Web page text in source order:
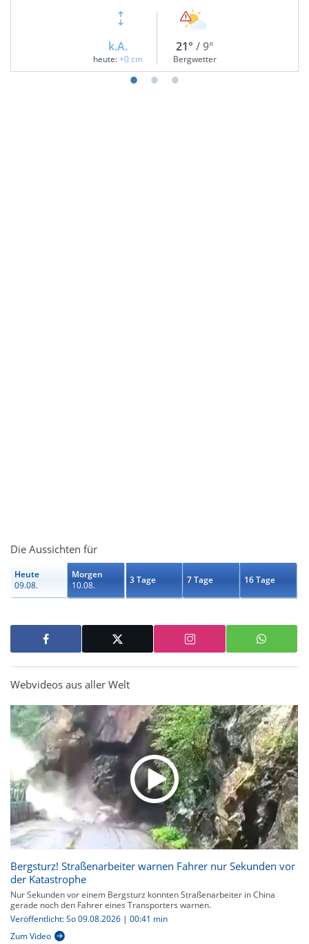
k.A.
heute: +0 cm
21° / 9°
Bergwetter
Die Aussichten für
Heute
09.08.
Morgen
10.08.
3 Tage 7 Tage 16 Tage
Webvideos aus aller Welt
Bergsturz! Straßenarbeiter warnen Fahrer nur Sekunden vor
der Katastrophe
Nur Sekunden vor einem Bergsturz konnten Straßenarbeiter in China
gerade noch den Fahrer eines Transporters warnen.
Veröffentlicht: So 09.08.2026 | 00:41 min
Zum Video